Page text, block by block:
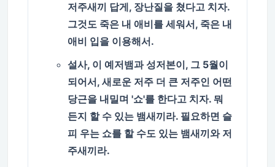
저주새끼 답게, 장난질을 쳤다고 치자.
그것도 죽은 내 애비를 세워서, 죽은 내
애비 입을 이용해서.
설사, 이 예저뱀과 성저본이, 그 5월이
되어서, 새로운 저주 더 큰 저주인 어떤
당근을 내밀며 '쇼'를 한다고 치자. 뭐
든지 할 수 있는 뱀새끼라. 필요하면 슬
피 우는 쇼를 할 수도 있는 뱀새끼와 저
주새끼라.